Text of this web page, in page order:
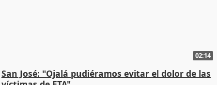
02:14
San José: "Ojalá pudiéramos evitar el dolor de las